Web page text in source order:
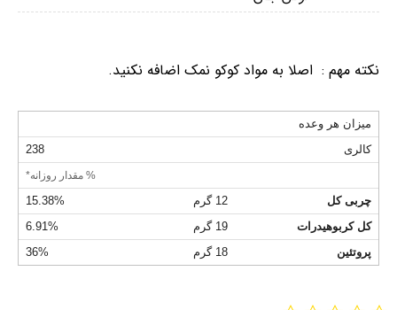
نکته مهم : اصلا به مواد کوکو نمک اضافه نکنید.
میزان هر وعده
کالری
238
% مقدار روزانه*
چربی کل 12 گرم
15.38%
کل کربوهیدرات
19 گرم
6.91%
پروتئین
18 گرم 36%